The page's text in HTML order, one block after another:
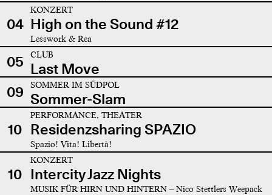
04
KONZERT
High on the Sound #12
Lesswork & Rea
05 CLUB
Last Move
09
SOMMER IM SÜDPOL
Sommer-Slam
10
PERFORMANCE, THEATER
Residenzsharing SPAZIO
Spazio! Vita! Libertà!
10
KONZERT
Intercity Jazz Nights
MUSIK FÜR HIRN UND HINTERN – Nico Stettlers Weepack